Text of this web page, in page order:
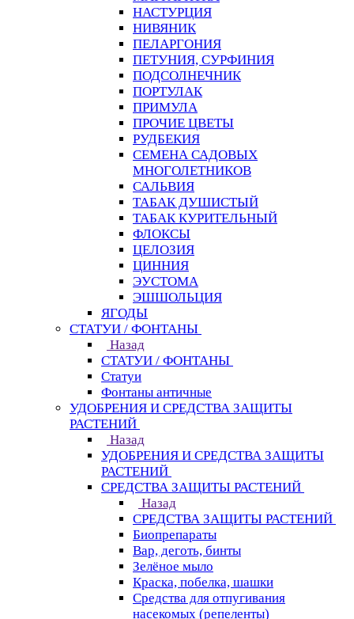
НАСТУРЦИЯ
НИВЯНИК
ПЕЛАРГОНИЯ
ПЕТУНИЯ, СУРФИНИЯ
ПОДСОЛНЕЧНИК
ПОРТУЛАК
ПРИМУЛА
ПРОЧИЕ ЦВЕТЫ
РУДБЕКИЯ
СЕМЕНА САДОВЫХ
МНОГОЛЕТНИКОВ
САЛЬВИЯ
ТАБАК ДУШИСТЫЙ
ТАБАК КУРИТЕЛЬНЫЙ
ФЛОКСЫ
ЦЕЛОЗИЯ
ЦИННИЯ
ЭУСТОМА
ЭШШОЛЬЦИЯ
ЯГОДЫ
СТАТУИ / ФОНТАНЫ
Назад
СТАТУИ / ФОНТАНЫ
Статуи
Фонтаны античные
УДОБРЕНИЯ И СРЕДСТВА ЗАЩИТЫ
РАСТЕНИЙ
Назад
УДОБРЕНИЯ И СРЕДСТВА ЗАЩИТЫ
РАСТЕНИЙ
СРЕДСТВА ЗАЩИТЫ РАСТЕНИЙ
Назад
СРЕДСТВА ЗАЩИТЫ РАСТЕНИЙ
Биопрепараты
Вар, деготь, бинты
Зелёное мыло
Краска, побелка, шашки
Средства для отпугивания
насекомых (репеленты)